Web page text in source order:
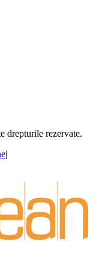
drepturile rezervate.
|